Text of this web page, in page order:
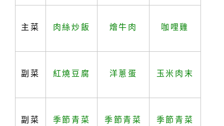
主菜 肉絲炒飯 燴牛肉 咖哩雞
副菜 紅燒豆腐 洋蔥蛋 玉米肉末
副菜 季節青菜 季節青菜 季節青菜